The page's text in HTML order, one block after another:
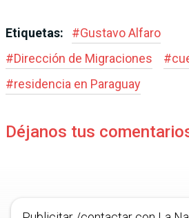
Etiquetas: #Gustavo Alfaro
#Dirección de Migraciones #
#residencia en Paraguay
Déjanos tus